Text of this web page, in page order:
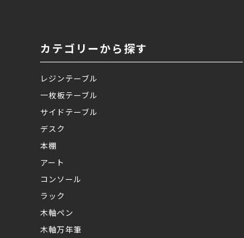
カテゴリーから探す
レジンテーブル
一枚板テーブル
サイドテーブル
デスク
本棚
アート
コンソール
ラック
木軸ペン
木軸万年筆